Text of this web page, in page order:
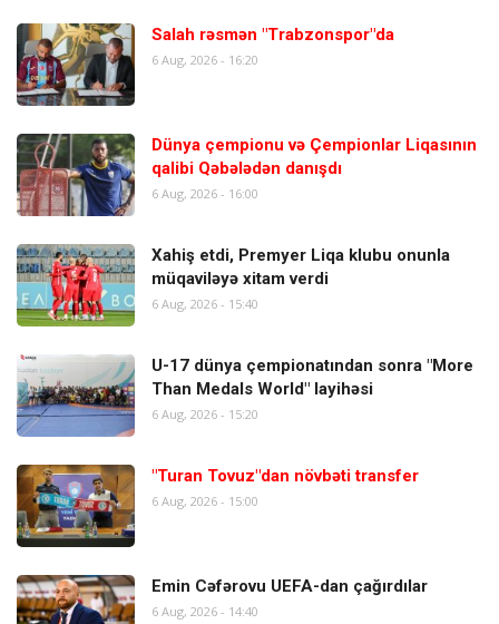
Salah rəsmən "Trabzonspor"da
6 Aug, 2026 - 16:20
Dünya çempionu və Çempionlar Liqasının
qalibi Qəbələdən danışdı
6 Aug, 2026 - 16:00
Xahiş etdi, Premyer Liqa klubu onunla
müqaviləyə xitam verdi
6 Aug, 2026 - 15:40
U-17 dünya çempionatından sonra "More
Than Medals World" layihəsi
6 Aug, 2026 - 15:20
"Turan Tovuz"dan növbəti transfer
6 Aug, 2026 - 15:00
Emin Cəfərovu UEFA-dan çağırdılar
6 Aug, 2026 - 14:40